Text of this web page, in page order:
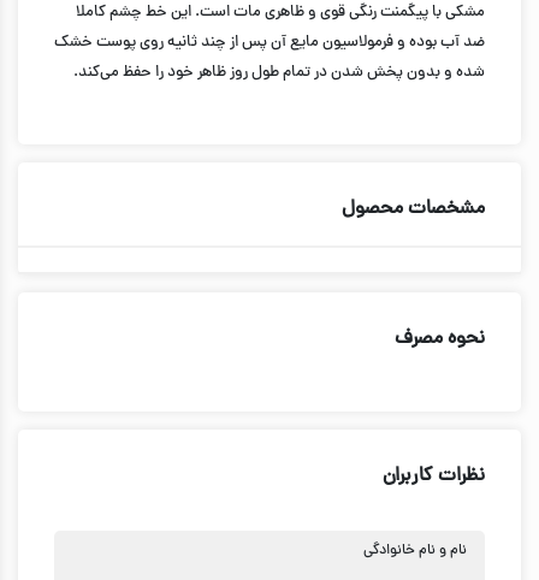
مشکی با پیگمنت رنگی قوی و ظاهری مات است. این خط چشم کاملا
ضد آب بوده و فرمولاسیون مایع آن پس از چند ثانیه روی پوست خشک
شده و بدون پخش شدن در تمام طول روز ظاهر خود را حفظ می‌کند.
مشخصات محصول
نحوه مصرف
نظرات کاربران
نام و نام خانوادگی